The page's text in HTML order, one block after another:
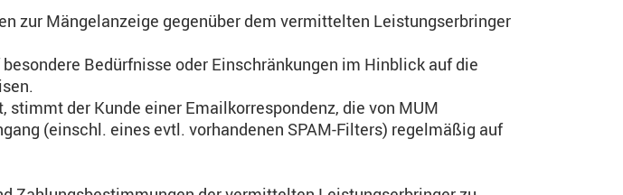
zur Mängelanzeige gegenüber dem vermittelten Leistungserbringer
Bedürfnisse oder Einschränkungen im Hinblick auf die
der Kunde einer Emailkorrespondenz, die von MUM
(einschl. eines evtl. vorhandenen SPAM-Filters) regelmäßig auf